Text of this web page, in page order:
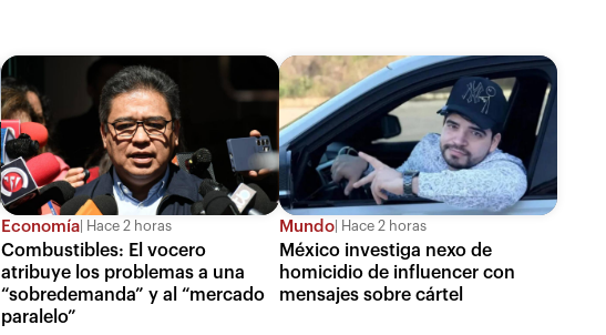
Economía Hace 2 horas
Combustibles: El vocero
atribuye los problemas a una
“sobredemanda” y al “mercado
paralelo”
Mundo Hace 2 horas
México investiga nexo de
homicidio de influencer con
mensajes sobre cártel